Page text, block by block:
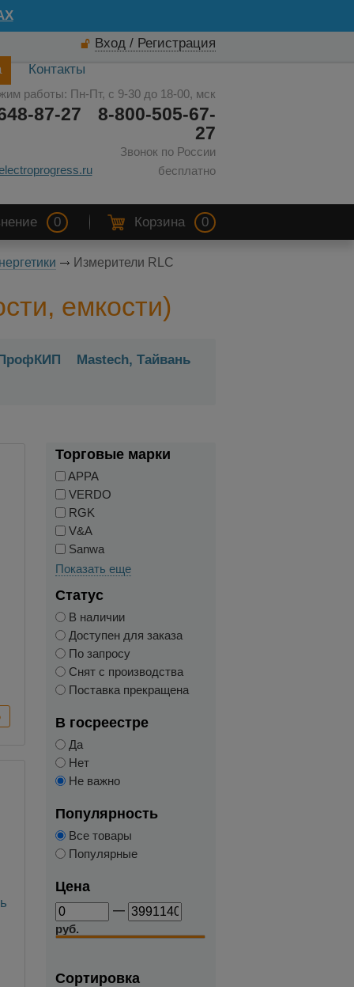
Вход / Регистрация
Контакты
работы: Пн-Пт, с 9-30 до 18-00, мск
8-800-505-67-
27
Звонок по России
бесплатно
87-27
0 Корзина 0
Измерители RLC
емкости)
Mastech, Тайвань
Торговые марки
APPA
VERDO
RGK
V&A
Sanwa
Показать еще
Статус
В наличии
Доступен для заказа
По запросу
Снят с производства
Поставка прекращена
В госреестре
Да
Нет
Не важно
Популярность
Все товары
Популярные
Цена
—
руб.
Сортировка